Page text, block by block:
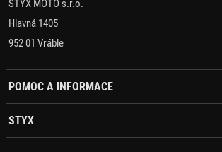
STYX MOTO s.r.o.
Hlavná 1405
952 01 Vráble
POMOC A INFORMACE
STYX